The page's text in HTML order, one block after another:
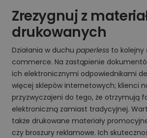
Zrezygnuj z
drukowanych
Działania w duchu paperless to kolejny
commerce. Na zastąpienie
ich elektronicznymi odpowiednikami
więcej sklepów internetowych; klienci
przyzwyczajeni do tego, że otrzymują
elektroniczną zamiast tradycyjnej.
także drukowane materiały
czy broszury reklamowe. Ich